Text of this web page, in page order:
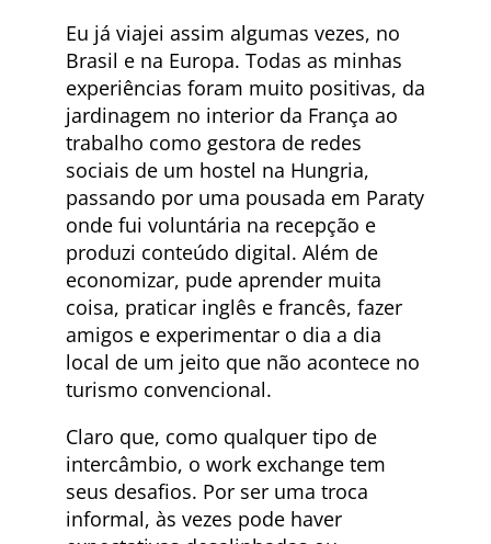
Eu já viajei assim algumas vezes, no
Brasil e na Europa. Todas as minhas
experiências foram muito positivas, da
jardinagem no interior da França ao
trabalho como gestora de redes
sociais de um hostel na Hungria,
passando por uma pousada em Paraty
onde fui voluntária na recepção e
produzi conteúdo digital. Além de
economizar, pude aprender muita
coisa, praticar inglês e francês, fazer
amigos e experimentar o dia a dia
local de um jeito que não acontece no
turismo convencional.
Claro que, como qualquer tipo de
intercâmbio, o work exchange tem
seus desafios. Por ser uma troca
informal, às vezes pode haver